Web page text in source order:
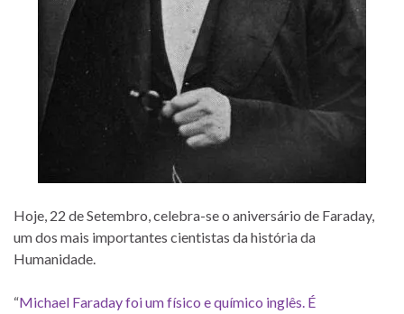
Hoje, 22 de Setembro, celebra-se o aniversário de Faraday,
um dos mais importantes cientistas da história da
Humanidade.
“Michael Faraday foi um físico e químico inglês. É